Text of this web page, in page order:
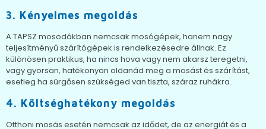
3. Kényelmes megoldás
A TAPSZ mosodákban nemcsak mosógépek, hanem nagy
teljesítményű szárítógépek is rendelkezésedre állnak. Ez
különösen praktikus, ha nincs hova vagy nem akarsz teregetni,
vagy gyorsan, hatékonyan oldanád meg a mosást és szárítást,
esetleg ha sürgősen szükséged van tiszta, száraz ruhákra.
4. Költséghatékony megoldás
Otthoni mosás esetén nemcsak az idődet, de az energiát és a